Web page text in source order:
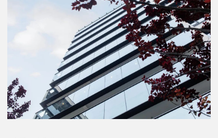
雅致之城——上帝存在于细节之中。通过细节的精致推
敲，演绎出私人订制般的工艺美学立面。